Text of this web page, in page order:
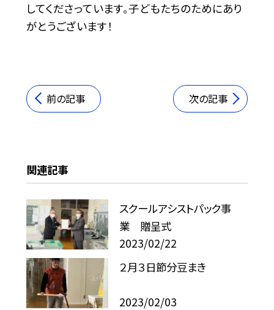
してくださっています。子どもたちのためにあり
がとうございます！
前の記事 次の記事
関連記事
スクールアシストパック事
業 贈呈式
2023/02/22
２月３日節分豆まき
2023/02/03